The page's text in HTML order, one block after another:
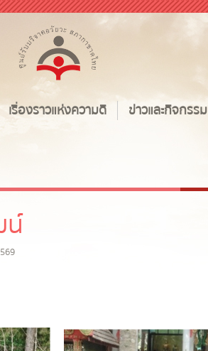
เรื่องราวแห่งความดี ข่าวและกิจกรรม
น์